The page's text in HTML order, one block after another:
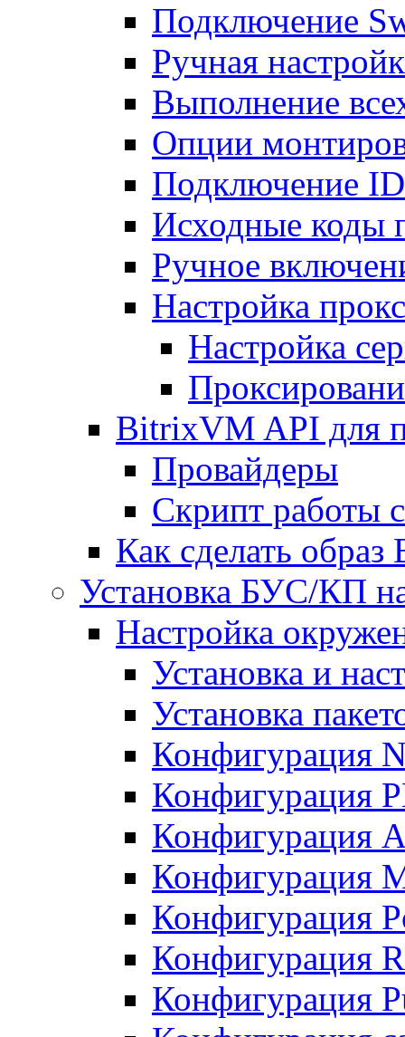
Подключение
Ручная
Выполнение
Опции
Подключение
Исходные коды
Ручное
Настройка
Настройка
BitrixVM API для
Провайдеры
Скрипт работы
Как сделать
Установка БУС/КП
Настройка
Установка и
Установка
Конфигурация
Конфигурация
Конфигурация
Конфигурация
Конфигурация
Конфигурация
Конфигурация